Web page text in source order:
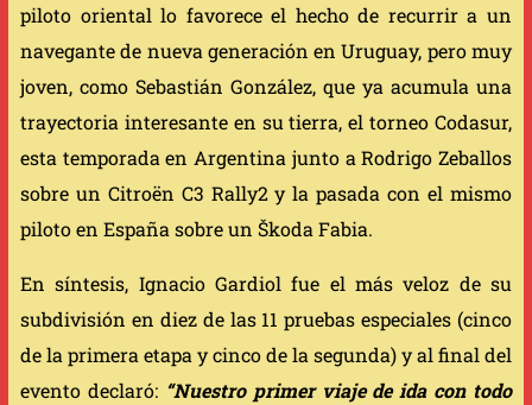
piloto oriental lo favorece el hecho de recurrir a un
navegante de nueva generación en Uruguay, pero muy
joven, como Sebastián González, que ya acumula una
trayectoria interesante en su tierra, el torneo Codasur,
esta temporada en Argentina junto a Rodrigo Zeballos
sobre un Citroën C3 Rally2 y la pasada con el mismo
piloto en España sobre un Škoda Fabia.
En síntesis, Ignacio Gardiol fue el más veloz de su
subdivisión en diez de las 11 pruebas especiales (cinco
de la primera etapa y cinco de la segunda) y al final del
evento declaró: “Nuestro primer viaje de ida con todo